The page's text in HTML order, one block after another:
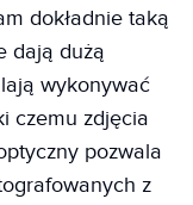
dokładnie taką
dają dużą
wykonywać
czemu zdjęcia
pozwala
z